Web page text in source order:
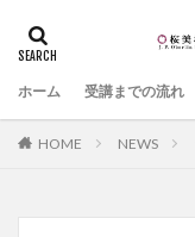
ホーム 受講までの流れ
HOME NEWS
カテゴリー